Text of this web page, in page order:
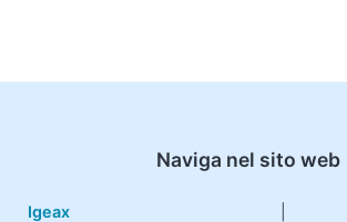
Naviga nel sito web
Igeax